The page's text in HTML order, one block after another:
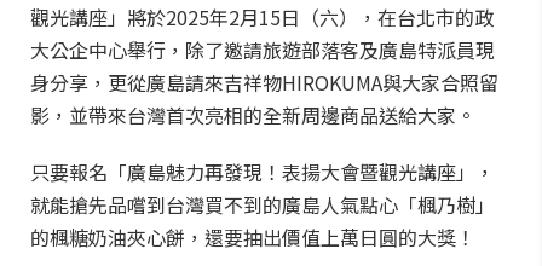
觀光講座」將於2025年2月15日（六），在台北市的政
大公企中心舉行，除了邀請旅遊部落客及廣島特派員現
身分享，更從廣島請來吉祥物HIROKUMA與大家合照留
影，並帶來台灣首次亮相的全新周邊商品送給大家。
只要報名「廣島魅力再發現！表揚大會暨觀光講座」，
就能搶先品嚐到台灣買不到的廣島人氣點心「楓乃樹」
的楓糖奶油夾心餅，還要抽出價值上萬日圓的大獎！